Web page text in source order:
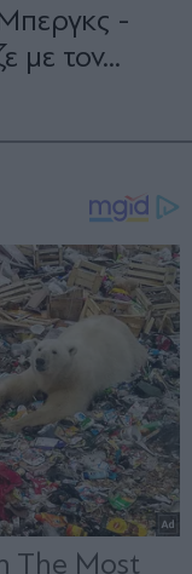
-
με τον...